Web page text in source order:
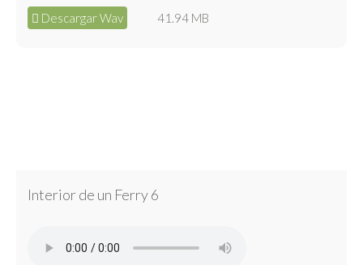
Descargar Wav 41.94 MB
Interior de un Ferry 6